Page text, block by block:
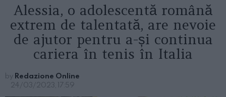
Alessia, o adolescentă română
extrem de talentată, are nevoie
de ajutor pentru a-și continua
cariera în tenis în Italia
by Redazione Online
24/03/2023, 17:59